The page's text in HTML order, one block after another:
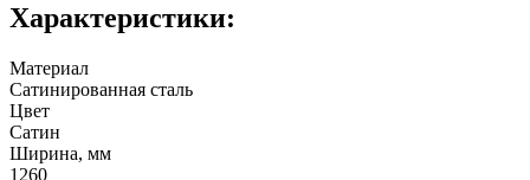
Характеристики:
Материал
Сатинированная сталь
Цвет
Сатин
Ширина, мм
1260